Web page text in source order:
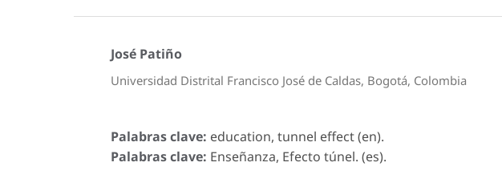
José Patiño
Universidad Distrital Francisco José de Caldas, Bogotá, Colombia
Palabras clave: education, tunnel effect (en).
Palabras clave: Enseñanza, Efecto túnel. (es).